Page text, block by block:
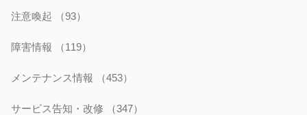
注意喚起 （93）
障害情報 （119）
メンテナンス情報 （453）
サービス告知・改修 （347）